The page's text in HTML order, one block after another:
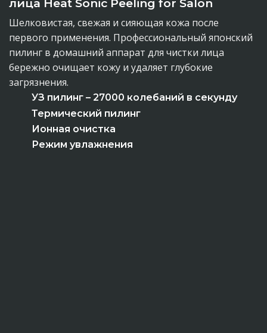
лица Heat Sonic Peeling for Salon
Шелковистая, свежая и сияющая кожа после
первого применения. Профессиональный японский
пилинг в домашний аппарат для чистки лица
бережно очищает кожу и удаляет глубокие
загрязнения.
УЗ пилинг – 27000 колебаний в секунду
Термический пилинг
Ионная очистка
Режим увлажнения